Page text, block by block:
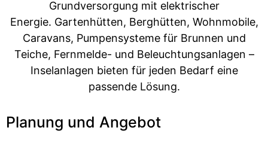
Grundversorgung mit elektrischer
Energie. Gartenhütten, Berghütten, Wohnmobile,
Caravans, Pumpensysteme für Brunnen und
Teiche, Fernmelde- und Beleuchtungsanlagen –
Inselanlagen bieten für jeden Bedarf eine
passende Lösung.
Planung und Angebot